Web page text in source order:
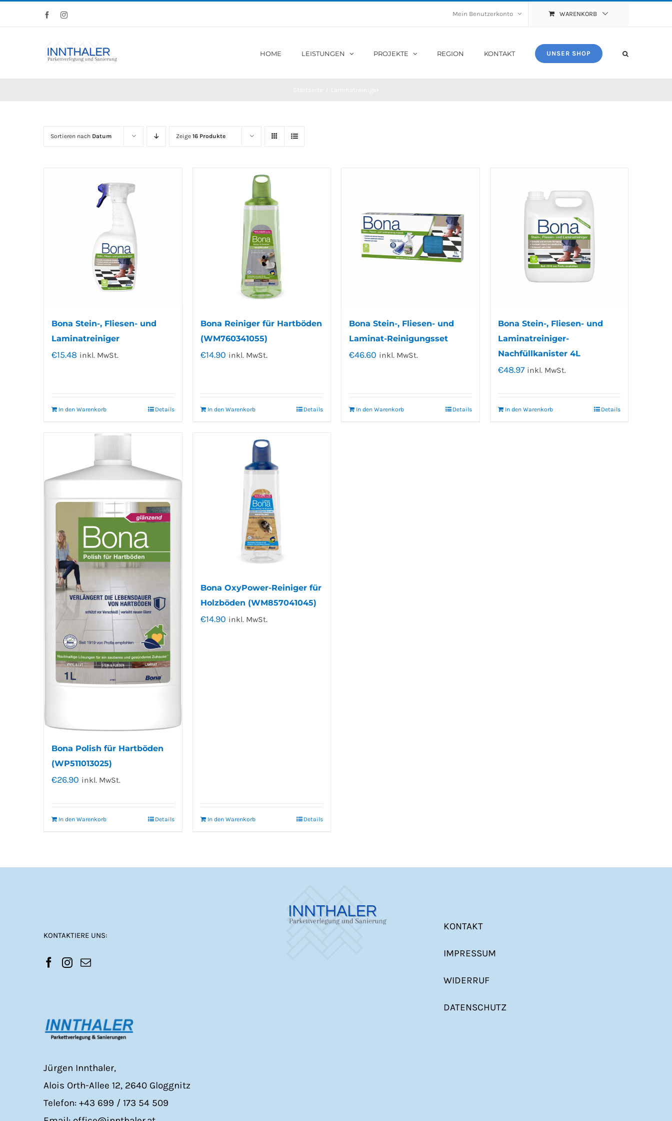
FacebookInstagram Mein Benutzerkonto WARENKORB
HOME LEISTUNGEN PROJEKTE REGION KONTAKT UNSER SHOP
Sortieren nach Datum Zeige 16 Produkte
Bona Stein-, Fliesen- und
Laminatreiniger
€15.48 inkl. MwSt.
In den Warenkorb Details
Bona Reiniger für Hartböden
(WM760341055)
€14.90 inkl. MwSt.
In den Warenkorb Details
Bona Stein-, Fliesen- und
Laminat-Reinigungsset
€46.60 inkl. MwSt.
In den Warenkorb Details
Bona Stein-, Fliesen- und
Laminatreiniger-
Nachfüllkanister 4L
€48.97 inkl. MwSt.
In den Warenkorb Details
Bona Polish für Hartböden
(WP511013025)
€26.90 inkl. MwSt.
In den Warenkorb Details
Bona OxyPower-Reiniger für
Holzböden (WM857041045)
€14.90 inkl. MwSt.
In den Warenkorb Details
KONTAKTIERE UNS:
Jürgen Innthaler,
Alois Orth-Allee 12, 2640 Gloggnitz
Telefon: +43 699 / 173 54 509
KONTAKT
IMPRESSUM
WIDERRUF
DATENSCHUTZ